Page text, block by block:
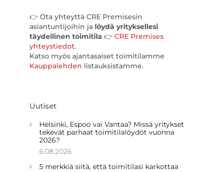
👉 Ota yhteyttä CRE Premisesin
asiantuntijoihin ja löydä yrityksellesi
täydellinen toimitila 👉 CRE Premises
yhteystiedot.
Katso myös ajantasaiset toimitilamme
Kauppalehden listauksistamme.
Uutiset
Helsinki, Espoo vai Vantaa? Missä yritykset
tekevät parhaat toimitilalöydöt vuonna
2026?
6.08.2026
5 merkkiä siitä, että toimitilasi karkottaa